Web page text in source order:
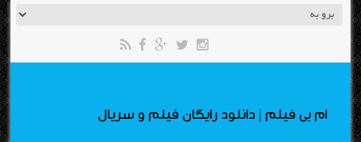
ام بی فیلم | دانلود رایگان فیلم و سریال